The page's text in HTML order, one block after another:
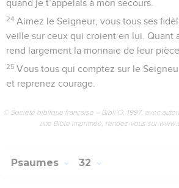
11
passent, je m’épuise en soupirs. Les
perdre toute énergie, mes dernières
voisins en rajoutent. Ceux qui me
moi ; s’ils me rencontrent dans la rue, ils
On ne me connaît plus, on m’a oublié
comme un objet hors d’usage.
m’entoure de toutes parts, ils se